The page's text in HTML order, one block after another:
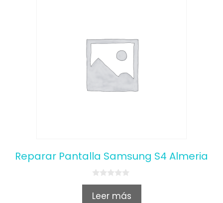
Reparar Pantalla Samsung S4 Almeria
0
u
Leer más